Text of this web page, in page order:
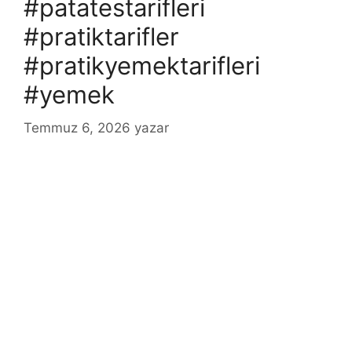
#patatestarifleri
#pratiktarifler
#pratikyemektarifleri
#yemek
Temmuz 6, 2026 yazar